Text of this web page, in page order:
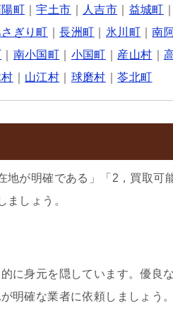
町 ｜宇土市 人吉市 益城町
さぎり町 ｜長洲町 氷川町 ｜南
南小国町 小国町 産山村
山江村 球磨村 ｜苓北町
が明確である」「2，買取可
しょう。
に身元を隠しています。優良
明確な業者に依頼しましょう。